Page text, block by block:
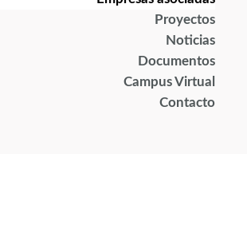
Proyectos
Noticias
Documentos
Campus Virtual
Contacto